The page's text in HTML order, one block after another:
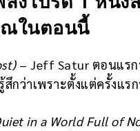
ณในตอนนี้
– Jeff Satur ตอนแรก
กว่าเพราะตั้งแต่ครั้งแ
in a World Full of